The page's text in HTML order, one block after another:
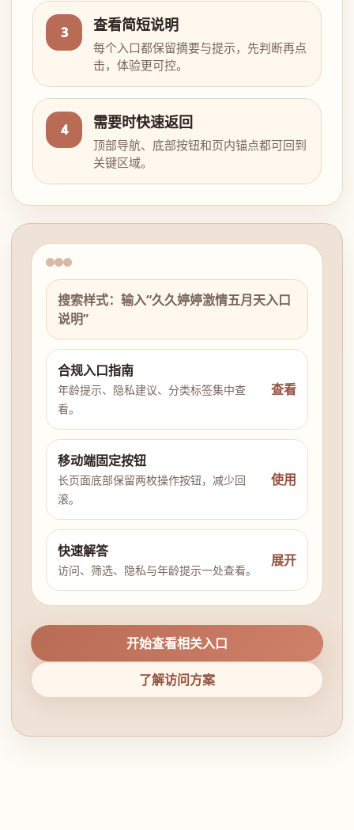
3 查看简短说明
每个入口都保留摘要与提示，先判断再点
击，体验更可控。
4 需要时快速返回
顶部导航、底部按钮和页内锚点都可回到
关键区域。
搜索样式：输入“久久婷婷激情五月天入口
说明”
合规入口指南
年龄提示、隐私建议、分类标签集中查
看。
查看
移动端固定按钮
长页面底部保留两枚操作按钮，减少回
滚。
使用
快速解答
访问、筛选、隐私与年龄提示一处查看。
展开
开始查看相关入口
了解访问方案